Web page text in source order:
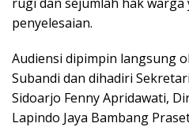
penyelesaian.
Audiensi dipimpin langsung
Subandi dan dihadiri
Sidoarjo Fenny Apridawati,
Lapindo Jaya Bambang